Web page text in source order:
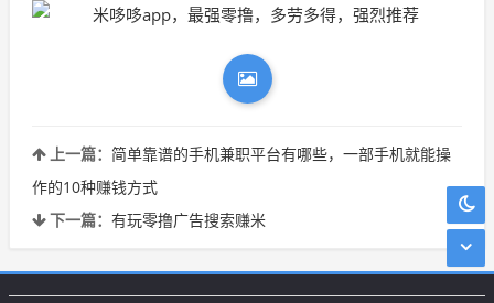
上一篇： 简单靠谱的手机兼职平台有哪些，一部手机就能操
作的10种赚钱方式
下一篇： 有玩零撸广告搜索赚米